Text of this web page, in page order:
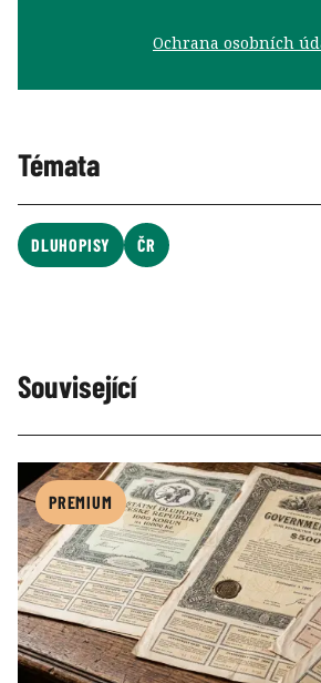
Ochrana osobních
Témata
DLUHOPISY ČR
Související
PREMIUM